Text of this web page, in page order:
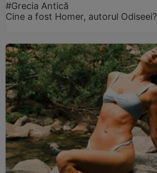
#Grecia Antică
Cine a fost Homer, autorul Odiseei?